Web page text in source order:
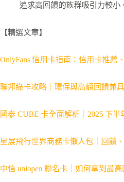
追求高回饋的族群吸引力較小
【精選文章】
OnlyFans 信用卡指南：信用卡推薦
聯邦綠卡攻略｜環保與高額回饋兼
國泰 CUBE 卡全面解析｜2025 下
星展飛行世界商務卡懶人包｜回饋
中信 uniopen 聯名卡｜如何拿到最高